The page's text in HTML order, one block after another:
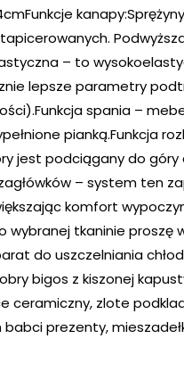
– to
lepsze parametry
spania –
pianką.Funkcja
jest podciągany do góry
– system ten
komfort
wybranej tkaninie proszę
do uszczelniania
bigos z kiszonej
ceramiczny, zlote
prezenty,